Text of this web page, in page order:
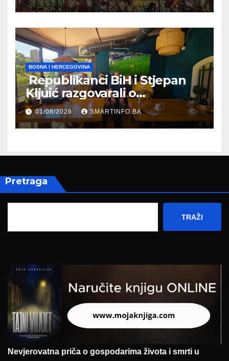
BOSNA I HERCEGOVINA
Republikanci BiH i Stjepan
Kljuić razgovarali o
evropskom putu Bosne i
Hercegovine
01/08/2026 SMARTINFO.BA
Pretraga
TRAŽI
Nevjerovatna priča o gospodarima života i smrti u